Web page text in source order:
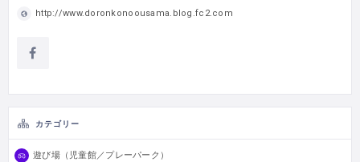
http://www.doronkonoousama.blog.fc2.com
カテゴリー
遊び場（児童館／プレーパーク）